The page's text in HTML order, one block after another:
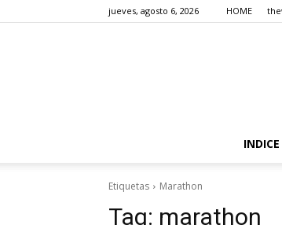
jueves, agosto 6, 2026 HOME
INDICE
Etiquetas Marathon
Tag: marathon